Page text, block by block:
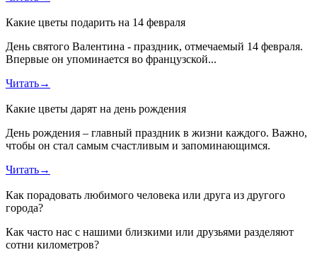
Какие цветы подарить на 14 февраля
День святого Валентина - праздник, отмечаемый 14 февраля.
Впервые он упоминается во французской...
Читать→
Какие цветы дарят на день рождения
День рождения – главный праздник в жизни каждого. Важно,
чтобы он стал самым счастливым и запоминающимся.
Читать→
Как порадовать любимого человека или друга из другого
города?
Как часто нас с нашими близкими или друзьями разделяют
сотни километров?